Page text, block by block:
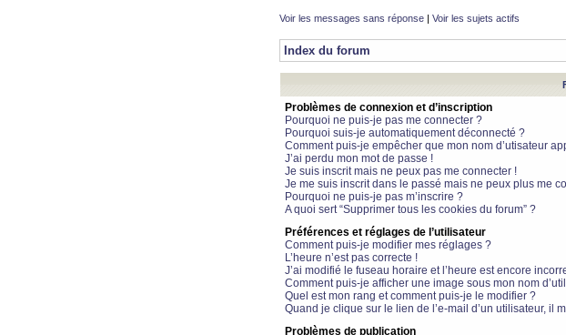
Voir les messages sans réponse | Voir les sujets actifs
Index du forum
Problèmes de connexion et d’inscription
Pourquoi ne puis-je pas me connecter ?
Pourquoi suis-je automatiquement déconnecté ?
Comment puis-je empêcher que mon nom d’utisateur
J’ai perdu mon mot de passe !
Je suis inscrit mais ne peux pas me connecter !
Je me suis inscrit dans le passé mais ne peux plus me
Pourquoi ne puis-je pas m’inscrire ?
A quoi sert “Supprimer tous les cookies du forum” ?
Préférences et réglages de l’utilisateur
Comment puis-je modifier mes réglages ?
L’heure n’est pas correcte !
J’ai modifié le fuseau horaire et l’heure est encore
Comment puis-je afficher une image sous mon nom
Quel est mon rang et comment puis-je le modifier ?
Quand je clique sur le lien de l’e-mail d’un utilisateur, il
Problèmes de publication